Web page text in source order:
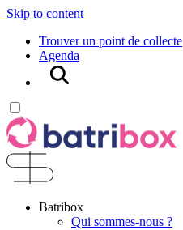
Skip to content
Trouver un point de collecte
Agenda
Rechercher
Batribox
Qui sommes-nous ?